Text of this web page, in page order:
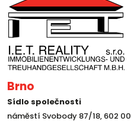
Brno
Sídlo společnosti
náměstí Svobody 87/18, 602 00